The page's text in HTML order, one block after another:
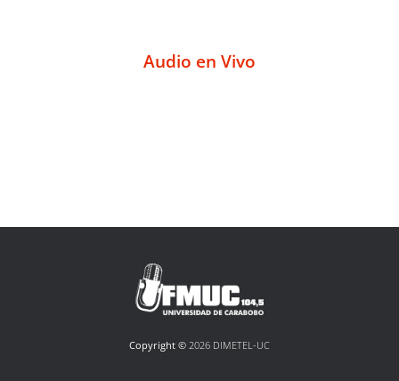
Audio en Vivo
Copyright © 2026 DIMETEL-UC